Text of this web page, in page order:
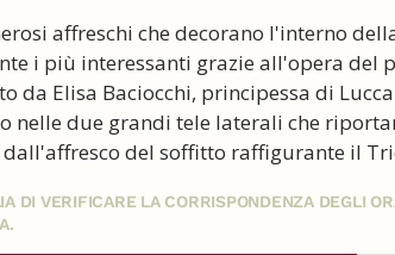
affreschi che decorano l'interno
i più interessanti grazie all'opera del
da Elisa Baciocchi, principessa di
nelle due grandi tele laterali che
dall'affresco del soffitto raffigurante il
DI VERIFICARE LA CORRISPONDENZA DEGLI